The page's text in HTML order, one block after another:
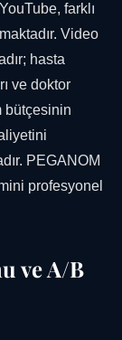
farklı
Video
hasta
ve doktor
bütçesinin
PEGANOM
profesyonel
ve A/B